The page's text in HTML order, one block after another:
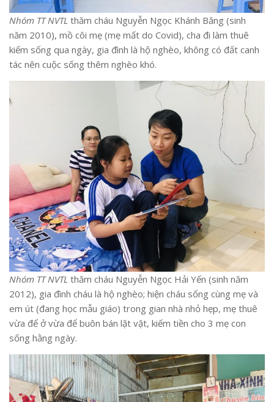
Nhóm TT NVTL thăm cháu Nguyễn Ngọc Khánh Băng (sinh
năm 2010), mồ côi mẹ (mẹ mất do Covid), cha đi làm thuê
kiếm sống qua ngày, gia đình là hộ nghèo, không có đất canh
tác nên cuộc sống thêm nghèo khó.
Nhóm TT NVTL thăm cháu Nguyễn Ngọc Hải Yến (sinh năm
2012), gia đình cháu là hộ nghèo; hiện cháu sống cùng mẹ và
em út (đang học mẫu giáo) trong gian nhà nhỏ hẹp, mẹ thuê
vừa để ở vừa để buôn bán lặt vặt, kiếm tiền cho 3 mẹ con
sống hằng ngày.